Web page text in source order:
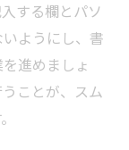
する欄とパソ
ようにし、書
進めましょ
ことが、スム